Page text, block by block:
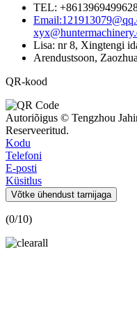
TEL:
Lisa: nr 8, Xingtengi
Arendustsoon,
QR-kood
Autoriõigus © Tengzhou
Reserveeritud.
Kodu
Telefoni
E-posti
Küsitlus
Võtke ühendust tarnijaga
(0/10)